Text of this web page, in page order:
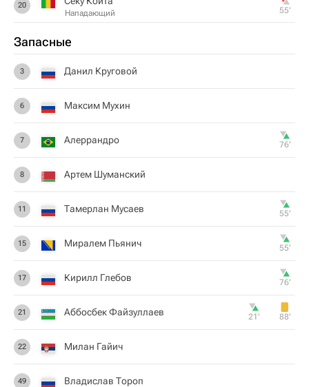
20
Нападающий 55‎’‎
Запасные
3 Данил Круговой
6 Максим Мухин
7 Алеррандро 76‎’‎
8 Артем Шуманский
11 Тамерлан Мусаев 55‎’‎
15 Миралем Пьянич 55‎’‎
17 Кирилл Глебов 76‎’‎
21 Аббосбек Файзуллаев 21‎’‎ 88‎’‎
22 Милан Гайич
49 Владислав Тороп